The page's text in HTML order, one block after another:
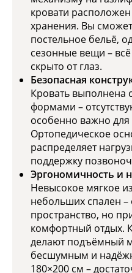
кровати
хранения. Вы
постельное бельё,
сезонные вещи –
скрыто от глаз.
Безопасная
Кровать выполнена
формами –
особенно важно для
Ортопедическое
распределяет
поддержку
Эргономичность и
Невысокое мягкое
небольших спален
пространство, но
комфортный отдых.
делают подъёмный
бесшумным и
180×200 см –